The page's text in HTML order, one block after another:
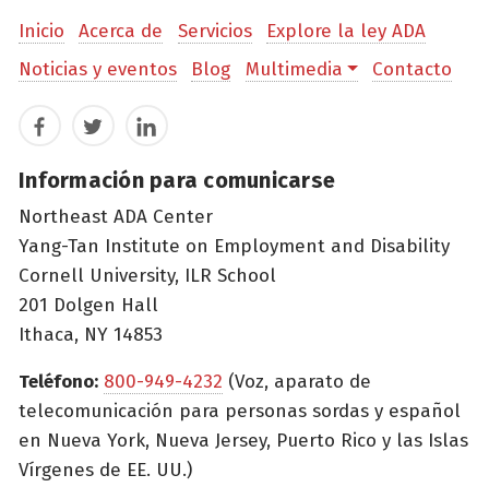
Inicio Acerca de Servicios
Explore la ley ADA
Noticias y eventos
Blog Multimedia Contacto
FacebookTwitterLinkedIn
Información para comunicarse
Northeast ADA Center
Yang-Tan Institute on Employment and Disability
Cornell University, ILR School
201 Dolgen Hall
Ithaca, NY 14853
Teléfono: 800-949-4232 (Voz, aparato de
telecomunicación para personas sordas y español
en Nueva York, Nueva Jersey, Puerto Rico y las Islas
Vírgenes de EE. UU.)